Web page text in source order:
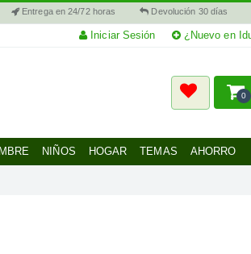
Entrega en 24/72 horas Devolución 30 días
Iniciar Sesión ¿Nuevo en
0
NIÑOS HOGAR TEMAS AHORRO